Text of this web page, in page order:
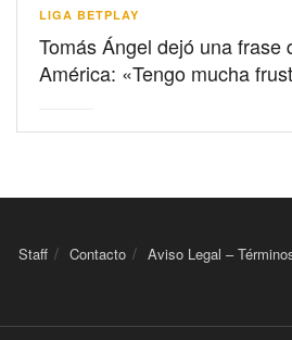
LIGA BETPLAY
Tomás Ángel dejó una frase
América: «Tengo mucha
Staff Contacto Aviso Legal –